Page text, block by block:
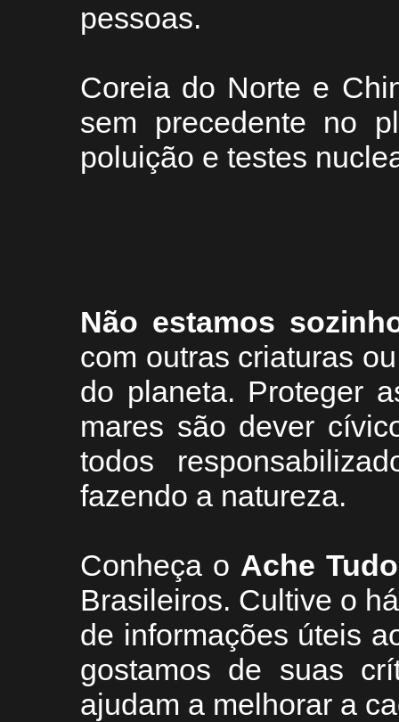
pessoas.
Coreia do Norte e
sem precedente no
poluição e testes
Não estamos
com outras criaturas
do planeta. Proteger
mares são dever
todos
fazendo a natureza.
Conheça o Ache
Brasileiros. Cultive o
de informações úteis
gostamos de suas
ajudam a melhorar a